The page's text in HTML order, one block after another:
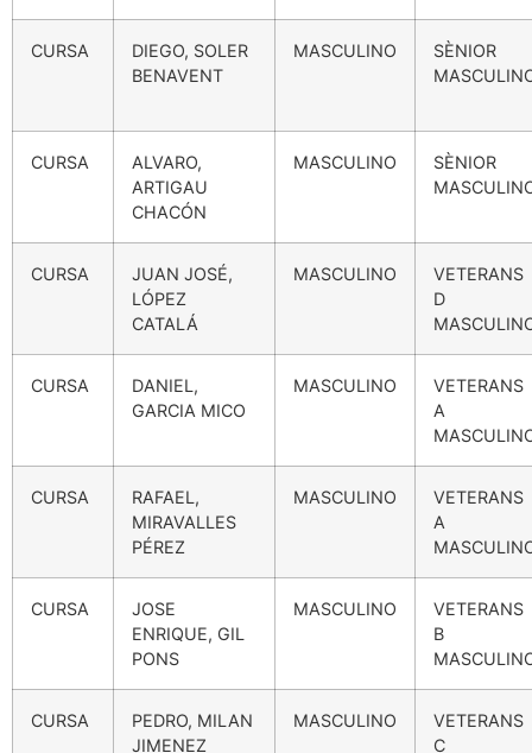
CURSA
DIEGO, SOLER
BENAVENT
MASCULINO
SÈNIOR
CURSA
ALVARO,
ARTIGAU
CHACÓN
MASCULINO
SÈNIOR
CURSA
JUAN JOSÉ,
LÓPEZ
CATALÁ
MASCULINO
VETERANS
D
CURSA
DANIEL,
GARCIA MICO
MASCULINO
VETERANS
A
CURSA
RAFAEL,
MIRAVALLES
PÉREZ
MASCULINO
VETERANS
A
CURSA
JOSE
ENRIQUE, GIL
PONS
MASCULINO
VETERANS
B
CURSA
PEDRO, MILAN
JIMENEZ
MASCULINO
VETERANS
C